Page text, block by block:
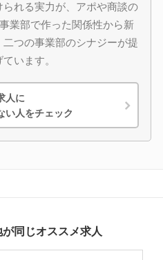
れる実力が、アポや商談の
業部で作った関係性から新
つの事業部のシナジーが提
います。
人に
い人をチェック
同じオススメ求人